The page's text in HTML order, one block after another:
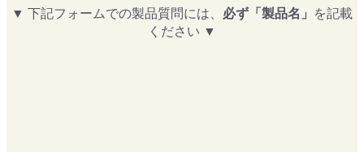
▼ 下記フォームでの製品質問には、 必ず「製品名」 を記載
ください ▼